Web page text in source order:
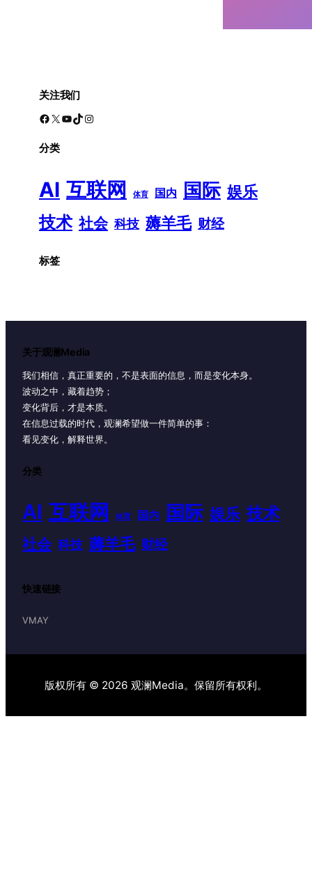
关注我们
Facebook X YouTube TikTok Instagram
分类
AI 互联网 体育 国内 国际 娱乐
技术 社会 科技 薅羊毛 财经
标签
关于观澜Media
我们相信，真正重要的，不是表面的信息，而是变化本身。
波动之中，藏着趋势；
变化背后，才是本质。
在信息过载的时代，观澜希望做一件简单的事：
看见变化，解释世界。
分类
AI 互联网 体育 国内 国际 娱乐 技术
社会 科技 薅羊毛 财经
快速链接
VMAY
版权所有 © 2026 观澜Media。保留所有权利。